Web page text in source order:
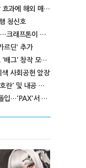
넷마블, 2분기 매출 7492억원…신작 효과에 해외 매출 비중 증가
청신호
베일 싸인 신작부터 동양 판타지까지…크래프톤이 쾰른서 선보일 5개의 세계
르딘' 추가
크래프톤, 총상금 1억4000만원 걸고 '배그' 창작 모드 콘테스트 개최
사회공헌 앞장
조선협객전2M, 신규 에피소드 '병자호란' 및 내공 시스템 업데이트
조이시티, '프리스타일 풋볼2' OBT 돌입…'PAX'서 글로벌 공략